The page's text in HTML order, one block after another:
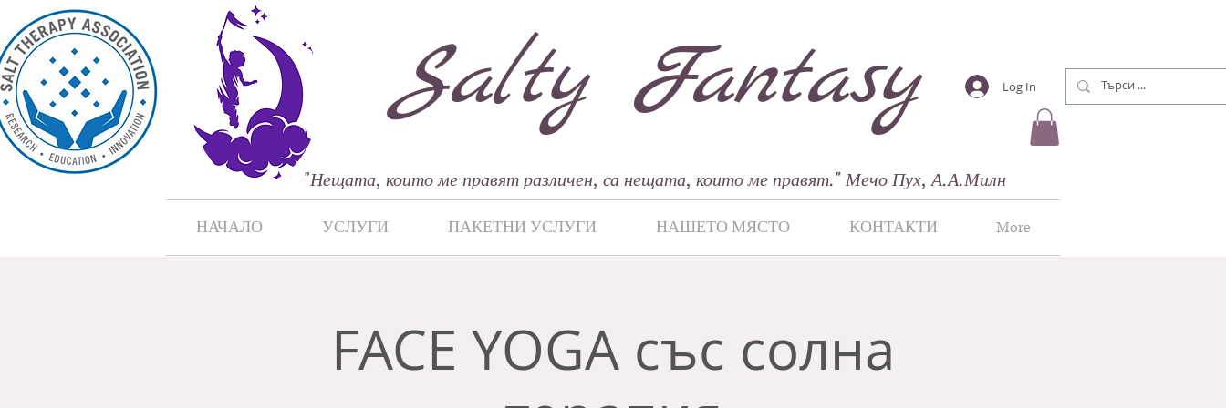
Salty Fantasy
"Нещата, които ме правят различен, са нещата, които ме правят."Мечо Пух, А.А.Милн
Log In
НАЧАЛО УСЛУГИ ПАКЕТНИ УСЛУГИ НАШЕТО МЯСТО КОНТАКТИ More
FACE YOGA със солна